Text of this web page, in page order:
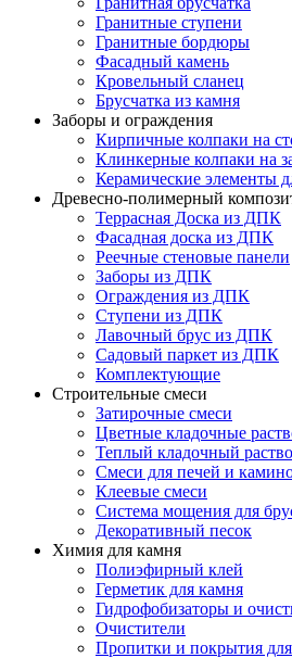
Гранитные ступени
Гранитные бордюры
Фасадный камень
Кровельный сланец
Брусчатка из камня
Заборы и ограждения
Кирпичные колпаки на
Клинкерные колпаки на
Керамические элементы
Древесно-полимерный
Террасная Доска из ДПК
Фасадная доска из ДПК
Реечные стеновые панели
Заборы из ДПК
Ограждения из ДПК
Ступени из ДПК
Лавочный брус из ДПК
Садовый паркет из ДПК
Комплектующие
Строительные смеси
Затирочные смеси
Цветные кладочные
Теплый кладочный
Смеси для печей и
Клеевые смеси
Система мощения для
Декоративный песок
Химия для камня
Полиэфирный клей
Герметик для камня
Гидрофобизаторы и
Очистители
Пропитки и покрытия